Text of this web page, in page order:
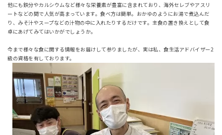
他にも鉄分やカルシウムなど様々な栄養素が豊富に含まれており、海外セレブやアスリ
ートなどの間で人気が高まっています。食べ方は簡単。おかゆのようにお湯で煮込んだ
り、みそ汁やスープなどの汁物の中に入れたりするだけです。主食の置き換えとして食
卓にあげてみてはいかがでしょうか。
今まで様々な食に関する情報をお届けして参りましたが、実は私、食生活アドバイザー2
級の資格を有しております。